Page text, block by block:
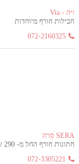
ויה - Via
חבילות חורף מיוחדות
072-2160325
SERA סרה
חתונות חורף החל מ- 290 ש"ח
072-3305221